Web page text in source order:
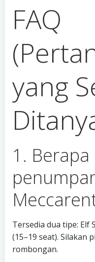
FAQ
yang
1.
Tersedia dua tipe: Elf
(15–19 seat). Silakan
rombongan.